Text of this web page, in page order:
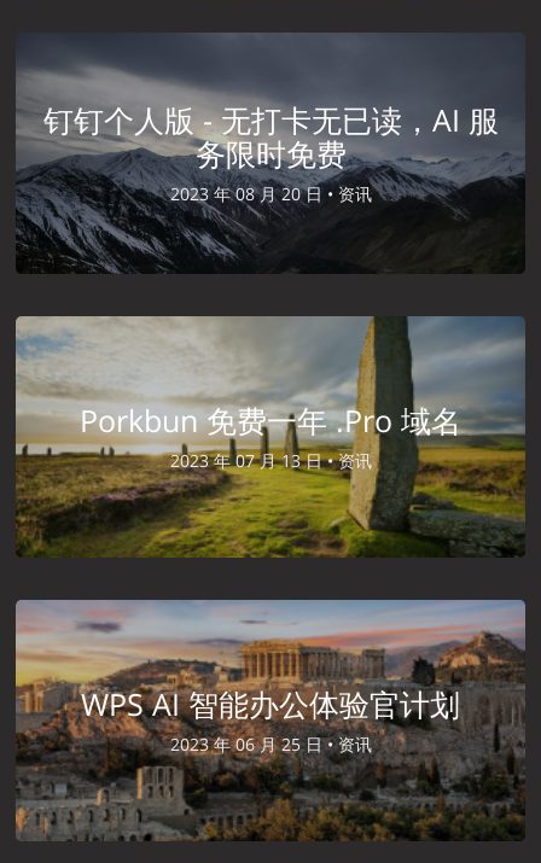
钉钉个人版 - 无打卡无已读，AI 服
务限时免费
2023 年 08 月 20 日 • 资讯
Porkbun 免费一年 .Pro 域名
2023 年 07 月 13 日 •资讯
WPS AI 智能办公体验官计划
2023 年 06 月 25 日 •资讯